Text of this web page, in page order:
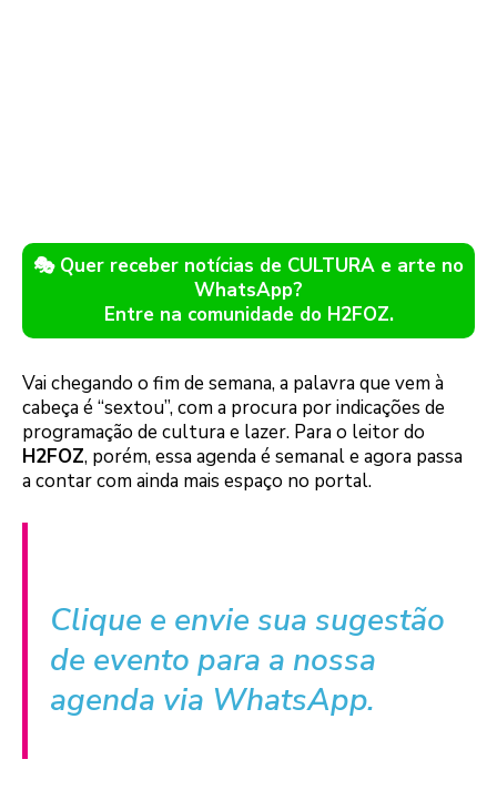
🎭 Quer receber notícias de CULTURA e arte no
WhatsApp?
Entre na comunidade do H2FOZ.
Vai chegando o fim de semana, a palavra que vem à
cabeça é “sextou”, com a procura por indicações de
programação de cultura e lazer. Para o leitor do
H2FOZ, porém, essa agenda é semanal e agora passa
a contar com ainda mais espaço no portal.
Clique e envie sua sugestão
de evento para a nossa
agenda via WhatsApp.